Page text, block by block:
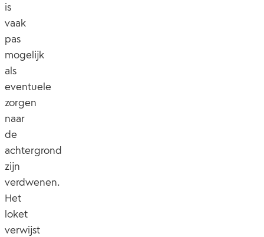
is
vaak
pas
mogelijk
als
eventuele
zorgen
naar
de
achtergrond
zijn
verdwenen.
Het
loket
verwijst